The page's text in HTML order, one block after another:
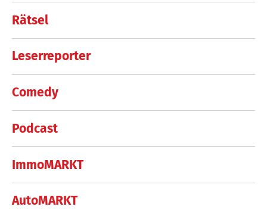
Rätsel
Leserreporter
Comedy
Podcast
ImmoMARKT
AutoMARKT